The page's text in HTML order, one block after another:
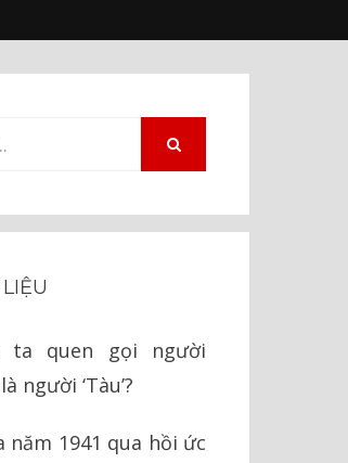
ta quen gọi người
người ‘Tàu’?
năm 1941 qua hồi ức